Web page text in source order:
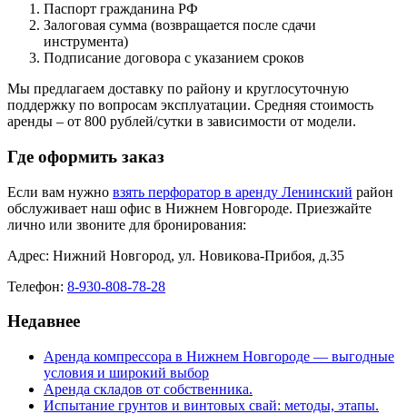
Паспорт гражданина РФ
Залоговая сумма (возвращается после сдачи
инструмента)
Подписание договора с указанием сроков
Мы предлагаем доставку по району и круглосуточную
поддержку по вопросам эксплуатации. Средняя стоимость
аренды – от 800 рублей/сутки в зависимости от модели.
Где оформить заказ
Если вам нужно взять перфоратор в аренду Ленинский район
обслуживает наш офис в Нижнем Новгороде. Приезжайте
лично или звоните для бронирования:
Адрес: Нижний Новгород, ул. Новикова-Прибоя, д.35
Телефон: 8-930-808-78-28
Недавнее
Аренда компрессора в Нижнем Новгороде — выгодные
условия и широкий выбор
Аренда складов от собственника.
Испытание грунтов и винтовых свай: методы, этапы.